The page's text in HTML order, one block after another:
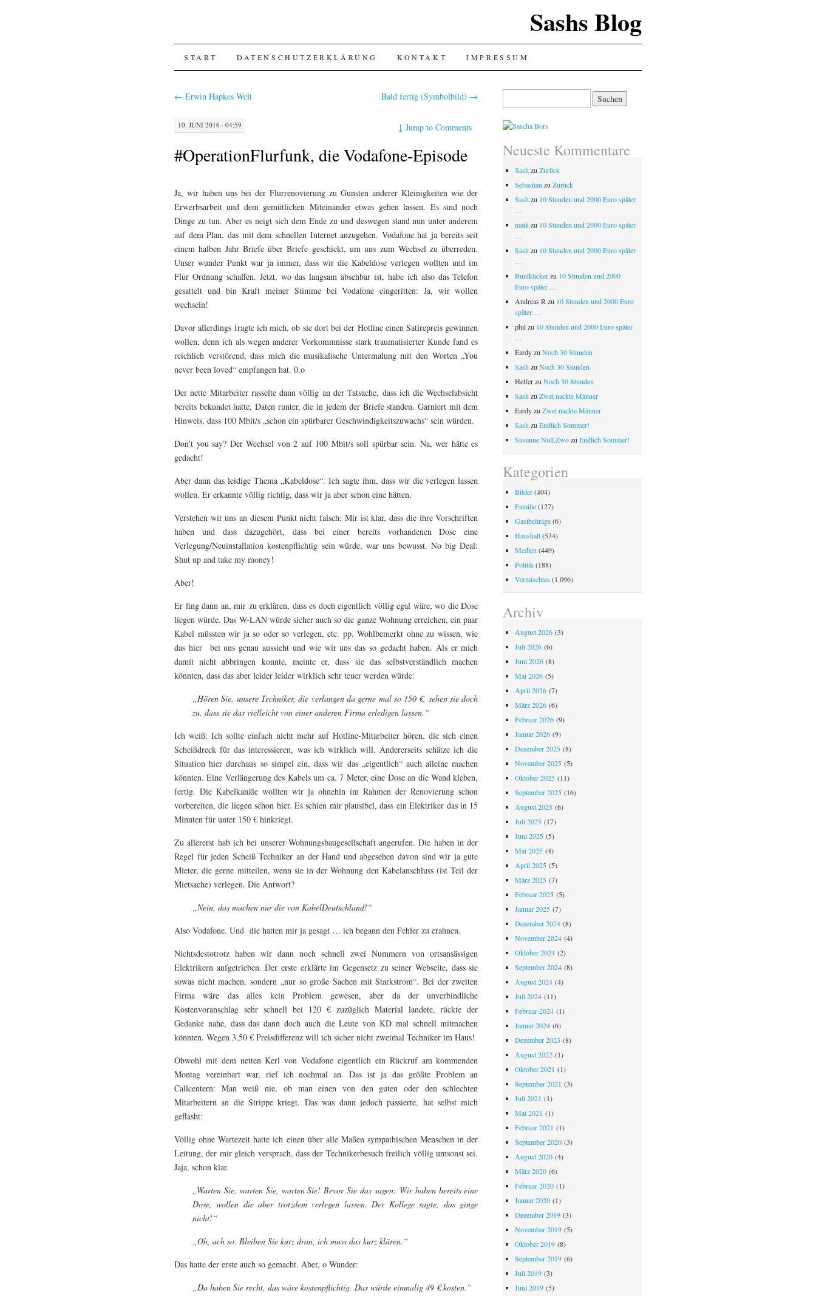
Sashs Blog
SKIP
START DATENSCHUTZERKLÄRUNG KONTAKT IMPRESSUM
← Erwin Hapkes Welt Bald fertig (Symbolbild) →
10. JUNI 2016 · 04:59 ↓Jump to Comments
#OperationFlurfunk, die Vodafone-Episode
Ja, wir haben uns bei der Flurrenovierung zu Gunsten anderer Kleinigkeiten wie der
Erwerbsarbeit und dem gemütlichen Miteinander etwas gehen lassen. Es sind noch
Dinge zu tun. Aber es neigt sich dem Ende zu und deswegen stand nun unter anderem
auf dem Plan, das mit dem schnellen Internet anzugehen. Vodafone hat ja bereits seit
einem halben Jahr Briefe über Briefe geschickt, um uns zum Wechsel zu überreden.
Unser wunder Punkt war ja immer, dass wir die Kabeldose verlegen wollten und im
Flur Ordnung schaffen. Jetzt, wo das langsam absehbar ist, habe ich also das Telefon
gesattelt und bin Kraft meiner Stimme bei Vodafone eingeritten: Ja, wir wollen
wechseln!
Davor allerdings fragte ich mich, ob sie dort bei der Hotline einen Satirepreis gewinnen
wollen, denn ich als wegen anderer Vorkommnisse stark traumatisierter Kunde fand es
reichlich verstörend, dass mich die musikalische Untermalung mit den Worten „You
never been loved“ empfangen hat. 0.o
Der nette Mitarbeiter rasselte dann völlig an der Tatsache, dass ich die Wechselabsicht
bereits bekundet hatte, Daten runter, die in jedem der Briefe standen. Garniert mit dem
Hinweis, dass 100 Mbit/s „schon ein spürbarer Geschwindigkeitszuwachs“ sein würden.
Don’t you say? Der Wechsel von 2 auf 100 Mbit/s soll spürbar sein. Na, wer hätte es
gedacht!
Aber dann das leidige Thema „Kabeldose“. Ich sagte ihm, dass wir die verlegen lassen
wollen. Er erkannte völlig richtig, dass wir ja aber schon eine hätten.
Verstehen wir uns an diesem Punkt nicht falsch: Mir ist klar, dass die ihre Vorschriften
haben und dass dazugehört, dass bei einer bereits vorhandenen Dose eine
Verlegung/Neuinstallation kostenpflichtig sein würde, war uns bewusst. No big Deal:
Shut up and take my money!
Aber!
Er fing dann an, mir zu erklären, dass es doch eigentlich völlig egal wäre, wo die Dose
liegen würde. Das W-LAN würde sicher auch so die ganze Wohnung erreichen, ein paar
Kabel müssten wir ja so oder so verlegen, etc. pp. Wohlbemerkt ohne zu wissen, wie
das hier bei uns genau aussieht und wie wir uns das so gedacht haben. Als er mich
damit nicht abbringen konnte, meinte er, dass sie das selbstverständlich machen
könnten, dass das aber leider leider wirklich sehr teuer werden würde:
„Hören Sie, unsere Techniker, die verlangen da gerne mal so 150 €, sehen sie doch
zu, dass sie das vielleicht von einer anderen Firma erledigen lassen.“
Ich weiß: Ich sollte einfach nicht mehr auf Hotline-Mitarbeiter hören, die sich einen
Scheißdreck für das interessieren, was ich wirklich will. Andererseits schätze ich die
Situation hier durchaus so simpel ein, dass wir das „eigentlich“ auch alleine machen
könnten. Eine Verlängerung des Kabels um ca. 7 Meter, eine Dose an die Wand kleben,
fertig. Die Kabelkanäle wollten wir ja ohnehin im Rahmen der Renovierung schon
vorbereiten, die liegen schon hier. Es schien mir plausibel, dass ein Elektriker das in 15
Minuten für unter 150 € hinkriegt.
Zu allererst hab ich bei unserer Wohnungsbaugesellschaft angerufen. Die haben in der
Regel für jeden Scheiß Techniker an der Hand und abgesehen davon sind wir ja gute
Mieter, die gerne mitteilen, wenn sie in der Wohnung den Kabelanschluss (ist Teil der
Mietsache) verlegen. Die Antwort?
„Nein, das machen nur die von KabelDeutschland!“
Also Vodafone. Und die hatten mir ja gesagt … ich begann den Fehler zu erahnen.
Nichtsdestotrotz haben wir dann noch schnell zwei Nummern von ortsansässigen
Elektrikern aufgetrieben. Der erste erklärte im Gegensetz zu seiner Webseite, dass sie
sowas nicht machen, sondern „nur so große Sachen mit Starkstrom“. Bei der zweiten
Firma wäre das alles kein Problem gewesen, aber da der unverbindliche
Kostenvoranschlag sehr schnell bei 120 € zuzüglich Material landete, rückte der
Gedanke nahe, dass das dann doch auch die Leute von KD mal schnell mitmachen
könnten. Wegen 3,50 € Preisdifferenz will ich sicher nicht zweimal Techniker im Haus!
Obwohl mit dem netten Kerl von Vodafone eigentlich ein Rückruf am kommenden
Montag vereinbart war, rief ich nochmal an. Das ist ja das größte Problem an
Callcentern: Man weiß nie, ob man einen von den guten oder den schlechten
Mitarbeitern an die Strippe kriegt. Das was dann jedoch passierte, hat selbst mich
geflasht:
Völlig ohne Wartezeit hatte ich einen über alle Maßen sympathischen Menschen in der
Leitung, der mir gleich versprach, dass der Technikerbesuch freilich völlig umsonst sei.
Jaja, schon klar.
„Warten Sie, warten Sie, warten Sie! Bevor Sie das sagen: Wir haben bereits eine
Dose, wollen die aber trotzdem verlegen lassen. Der Kollege sagte, das ginge
nicht!“
„Oh, ach so. Bleiben Sie kurz dran, ich muss das kurz klären.“
Das hatte der erste auch so gemacht. Aber, o Wunder:
„Da haben Sie recht, das wäre kostenpflichtig. Das würde einmalig 49 € kosten.“
Neueste Kommentare
Sashzu Zurück
Sebastian zu Zurück
Sashzu 10 Stunden und 2000 Euro später
…
maikzu 10 Stunden und 2000 Euro später
…
Sashzu 10 Stunden und 2000 Euro später
…
Buntklickerzu 10 Stunden und 2000
Euro später …
Andreas R zu 10 Stunden und 2000 Euro
später …
philzu 10 Stunden und 2000 Euro später
…
Eardyzu Noch 30 Stunden
Sashzu Noch 30 Stunden
Helferzu Noch 30 Stunden
Sashzu Zwei nackte Männer
Eardyzu Zwei nackte Männer
Sashzu Endlich Sommer!
Susanne Null.Zwozu Endlich Sommer!
Kategorien
Bilder(404)
Familie(127)
Gastbeiträge(6)
Haushalt(534)
Medien (449)
Politik(188)
Vermischtes (1.096)
Archiv
August 2026(3)
Juli 2026(6)
Juni 2026(8)
Mai 2026(5)
April 2026(7)
März 2026(6)
Februar 2026(9)
Januar 2026(9)
Dezember 2025(8)
November 2025(5)
Oktober 2025(11)
September 2025(16)
August 2025(6)
Juli 2025(17)
Juni 2025(5)
Mai 2025(4)
April 2025(5)
März 2025(7)
Februar 2025(5)
Januar 2025(7)
Dezember 2024(8)
November 2024(4)
Oktober 2024(2)
September 2024(8)
August 2024(4)
Juli 2024(11)
Februar 2024(1)
Januar 2024(6)
Dezember 2023 (8)
August 2022(1)
Oktober 2021 (1)
September 2021 (3)
Juli 2021 (1)
Mai 2021 (1)
Februar 2021 (1)
September 2020(3)
August 2020(4)
März 2020(6)
Februar 2020(1)
Januar 2020(1)
Dezember 2019(3)
November 2019(5)
Oktober 2019(8)
September 2019(6)
Juli 2019(3)
Juni 2019(5)